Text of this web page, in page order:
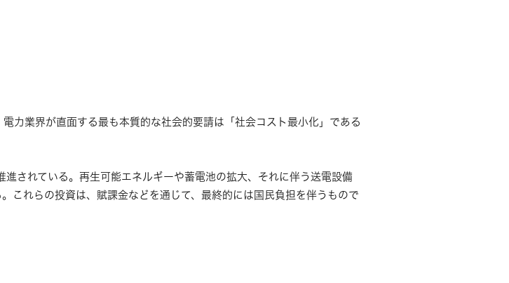
力業界が直面する最も本質的な社会的要請は「社会コスト最小化」である
されている。再生可能エネルギーや蓄電池の拡大、それに伴う送電設備
これらの投資は、賦課金などを通じて、最終的には国民負担を伴うもので